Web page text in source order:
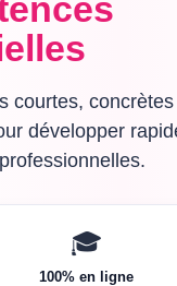
courtes,
développer
🎓
100% en ligne